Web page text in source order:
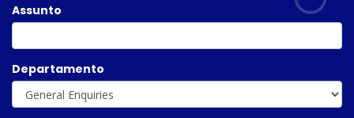
Assunto
Departamento